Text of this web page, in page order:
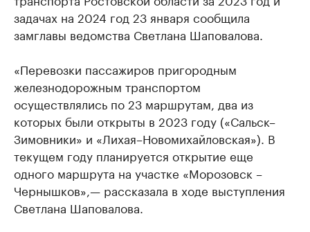
задачах на 2024 год 23 января сообщила
замглавы ведомства Светлана Шаповалова.
«Перевозки пассажиров пригородным
железнодорожным транспортом
осуществлялись по 23 маршрутам, два из
которых были открыты в 2023 году («Сальск–
Зимовники» и «Лихая–Новомихайловская»). В
текущем году планируется открытие еще
одного маршрута на участке «Морозовск –
Чернышков»,— рассказала в ходе выступления
Светлана Шаповалова.